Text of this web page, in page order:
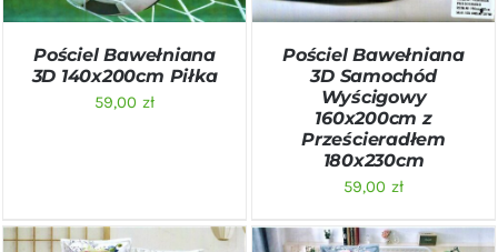
Pościel Bawełniana
3D 140x200cm Piłka
59,00 zł
Pościel Bawełniana
3D Samochód
Wyścigowy
160x200cm z
Prześcieradłem
180x230cm
59,00 zł